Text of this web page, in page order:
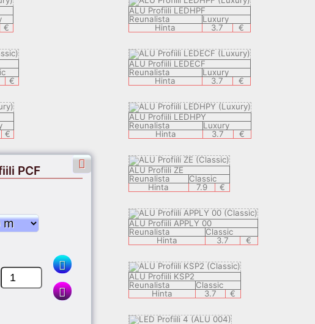
€
ALU Profiili LEDHPF
Reunalista
Luxury
Hinta
3.7 €
€
ALU Profiili LEDECF
Reunalista
Luxury
Hinta
3.7 €
€
ALU Profiili LEDHPY
Reunalista
Luxury
Hinta
3.7 €
ALU Profiili ZE
Reunalista
Classic
Hinta
7.9 €
ALU Profiili APPLY 00
Reunalista
Classic
Hinta
3.7 €
ALU Profiili KSP2
Reunalista
Classic
Hinta
3.7 €
PCF